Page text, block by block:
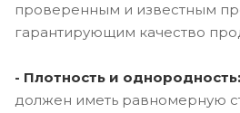
проверенным и известным
гарантирующим качество
- Плотность и однородность:
должен иметь равномерную